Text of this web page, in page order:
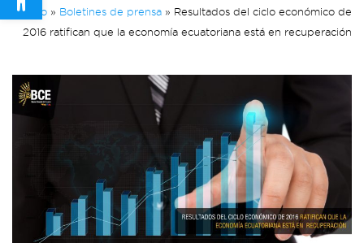
Inicio » Boletines de prensa » Resultados del ciclo económico de
2016 ratifican que la economía ecuatoriana está en recuperación